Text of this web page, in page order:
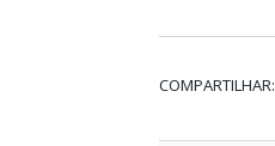
COMPARTILHAR: